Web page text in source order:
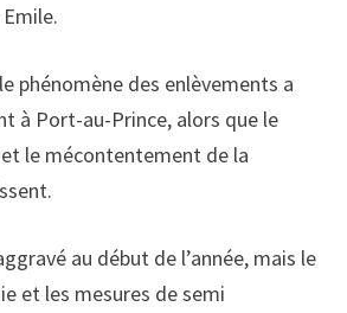
phénomène des enlèvements a
à Port-au-Prince, alors que le
le mécontentement de la
au début de l’année, mais le
et les mesures de semi